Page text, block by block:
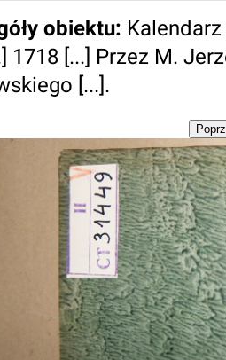
obiektu:
1718 [...] Przez M.
[...].